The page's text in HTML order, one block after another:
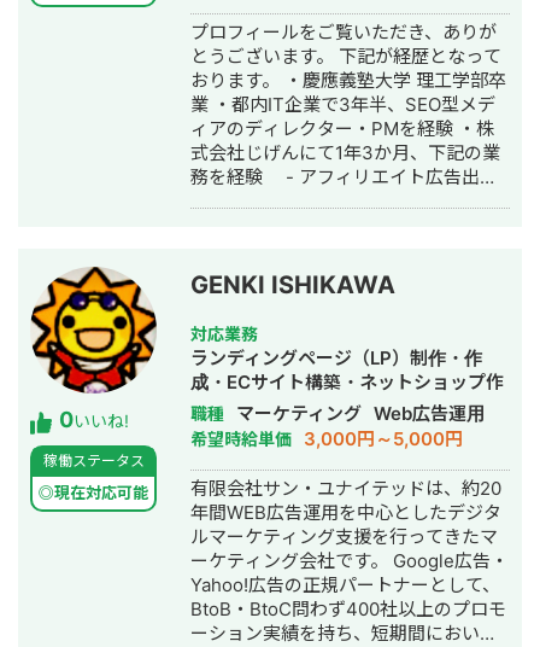
プロフィールをご覧いただき、ありが
とうございます。 下記が経歴となって
おります。 ・慶應義塾大学 理工学部卒
業 ・都内IT企業で3年半、SEO型メデ
ィアのディレクター・PMを経験 ・株
式会社じげんにて1年3か月、下記の業
務を経験 - アフィリエイト広告出稿
推進を経験 - 市場調査・業界選定・
営業リスト作成（toB営業） -
Google Spreadsheetを用いた業務効
率化 ・4年ほど自身の法人でWebマー
ケティングに関する下記業務を経験
- Web広告（Meta、Googleリスティ
ング）運用 - LP制作・LPO - コン
テンツSEOのディレクター・PM業務
- マーケティング施策の統括・PM業
務 "事実"と"数字"を精緻に把握し、堅
く利益が上がるWeb施策をご提案いた
します。 ご相談の際は下記のLINEまで
ご連絡ください。
http://works.do/53RFbvO
0いいね!
稼働ステータス
◎現在対応可能
GENKI ISHIKAWA
対応業務
ランディングページ（LP）制作・作
成・ECサイト構築・ネットショップ作
成代行・SEO対策・SNS運用代行・キ
ャスティング・ホームページ制作・作
成・バナー制作・デザイン・ロゴデザ
イン・作成・イラスト制作・リスティ
ング広告運用代行・オウンドメディア
制作・構築・運用代行
職種 マーケティング Web広告運用
希望時給単価 3,000円～5,000円
有限会社サン・ユナイテッドは、約20
年間WEB広告運用を中心としたデジタ
ルマーケティング支援を行ってきたマ
ーケティング会社です。 Google広告・
Yahoo!広告の正規パートナーとして、
BtoB・BtoC問わず400社以上のプロモ
ーション実績を持ち、短期間において